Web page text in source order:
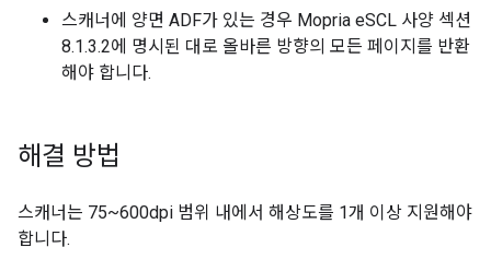
스캐너에 양면 ADF가 있는 경우 Mopria eSCL 사양 섹션
8.1.3.2에 명시된 대로 올바른 방향의 모든 페이지를 반환
해야 합니다.
해결 방법
스캐너는 75~600dpi 범위 내에서 해상도를 1개 이상 지원해야
합니다.